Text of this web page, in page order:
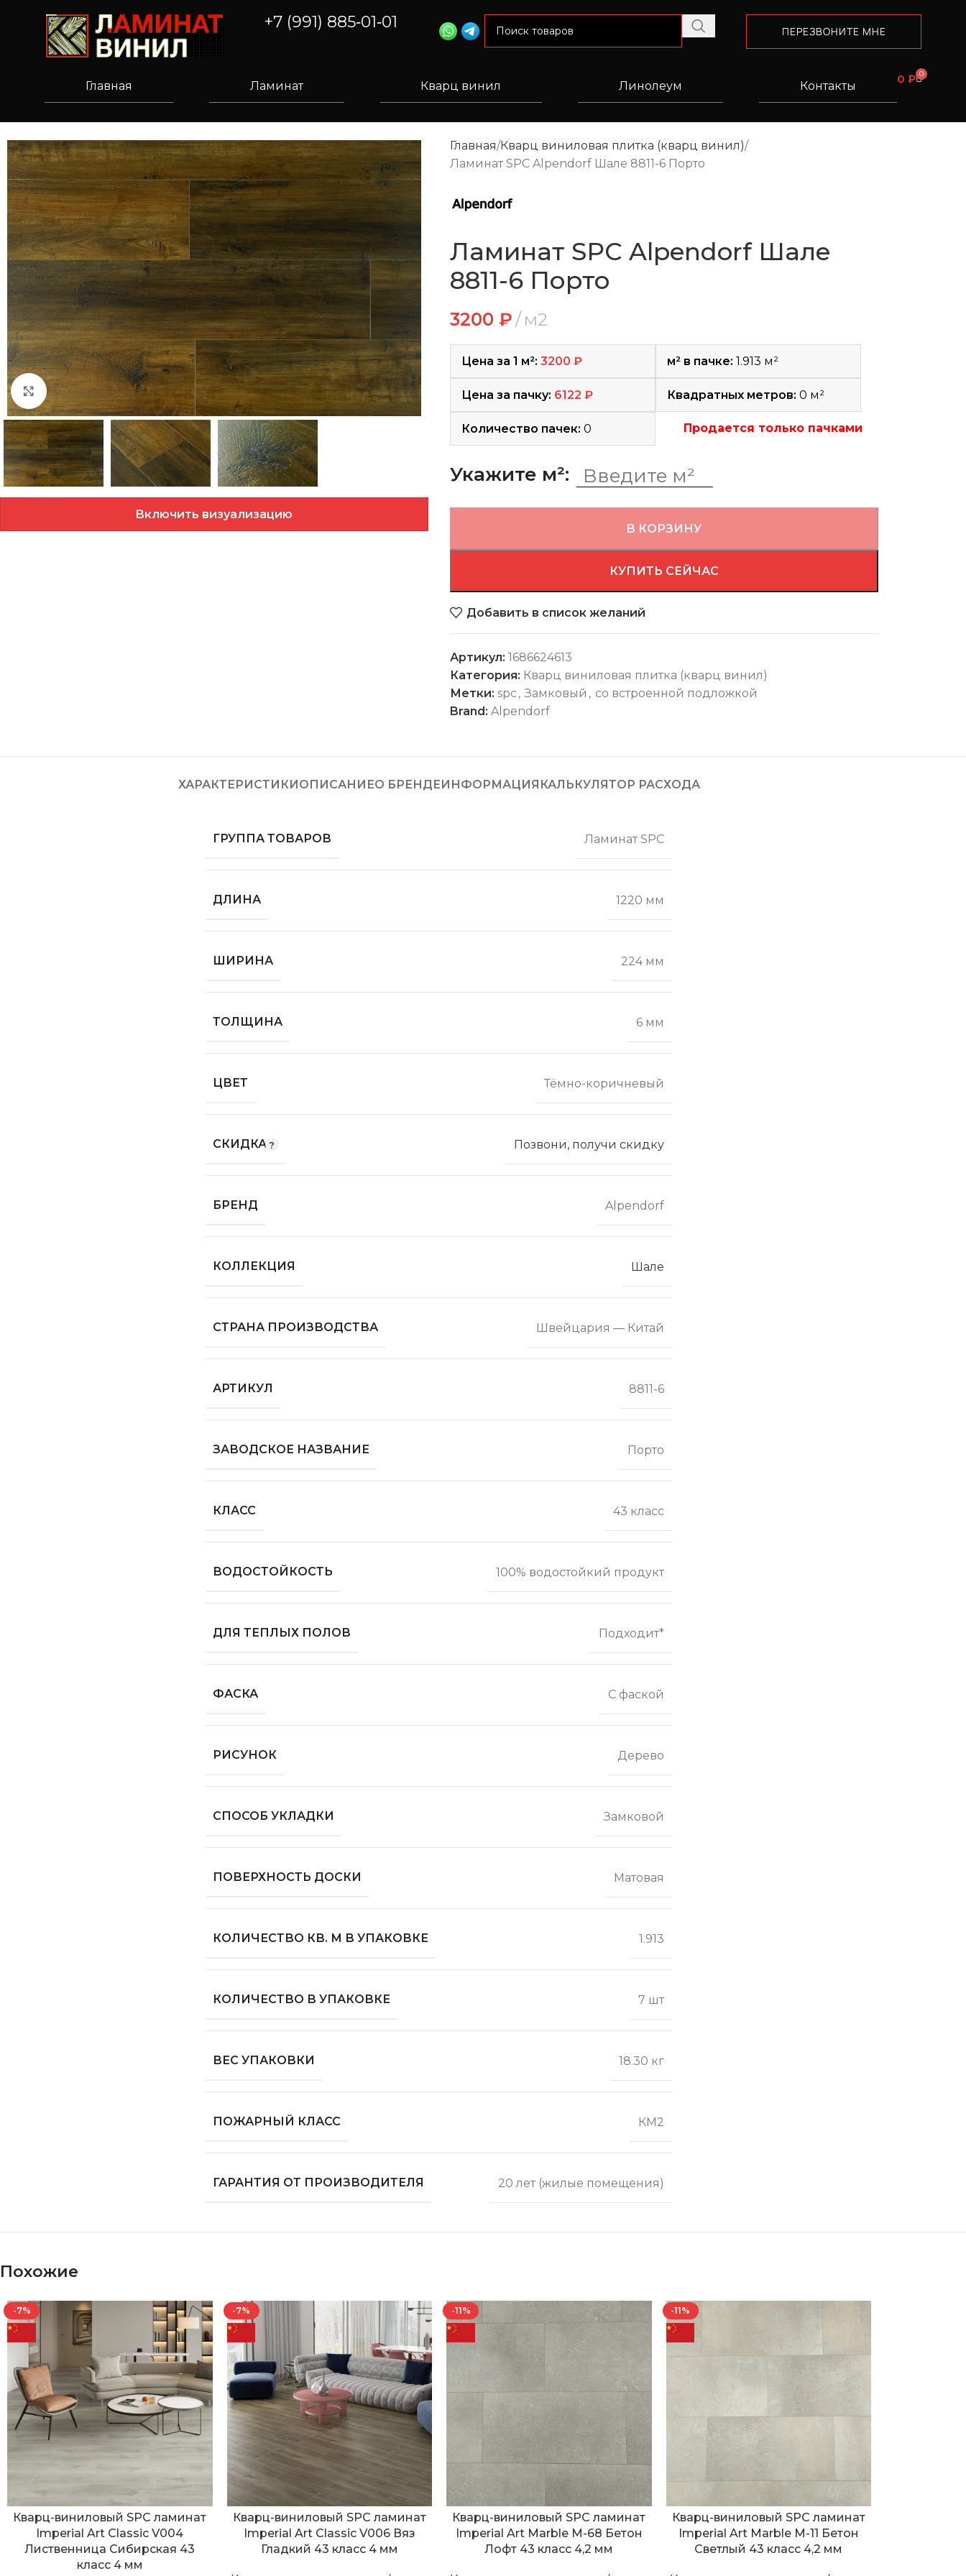
+7 (991) 885‑01‑01 ПЕРЕЗВОНИТЕ МНЕ
Главная Ламинат Кварц винил Линолеум Контакты
0 ₽ 0
ПОЗВОНИ, ПОЛУЧИ СК
ИДКУ
ШВЕЙЦАРИЯ - КИТАЙ
Нажмите, чтобы увеличить
Включить визуализацию
Главная Кварц виниловая плитка (кварц винил)
Ламинат SPC Alpendorf Шале 8811-6 Порто
Ламинат SPC Alpendorf Шале
8811-6 Порто
3200 ₽ м2
Цена за 1 м²: 3200 ₽ м² в пачке: 1.913 м²
Цена за пачку: 6122 ₽ Квадратных метров: 0 м²
Количество пачек: 0 Продается только пачками
Укажите м²:
В КОРЗИНУ
КУПИТЬ СЕЙЧАС
Добавить в список желаний
Артикул: 1686624613
Категория: Кварц виниловая плитка (кварц винил)
Метки: spc, Замковый , со встроенной подложкой
Brand: Alpendorf
ХАРАКТЕРИСТИКИОПИСАНИЕО БРЕНДЕИНФОРМАЦИЯ КАЛЬКУЛЯТОР РАСХОДА
ГРУППА ТОВАРОВ Ламинат SPC
ДЛИНА 1220 мм
ШИРИНА 224 мм
ТОЛЩИНА 6 мм
ЦВЕТ Тёмно-коричневый
СКИДКА Позвони, получи скидку
БРЕНД Alpendorf
КОЛЛЕКЦИЯ Шале
СТРАНА ПРОИЗВОДСТВА Швейцария — Китай
АРТИКУЛ 8811-6
ЗАВОДСКОЕ НАЗВАНИЕ Порто
КЛАСС 43 класс
ВОДОСТОЙКОСТЬ 100% водостойкий продукт
ДЛЯ ТЕПЛЫХ ПОЛОВ Подходит*
ФАСКА С фаской
РИСУНОК Дерево
СПОСОБ УКЛАДКИ Замковой
ПОВЕРХНОСТЬ ДОСКИ Матовая
КОЛИЧЕСТВО КВ. М В УПАКОВКЕ 1.913
КОЛИЧЕСТВО В УПАКОВКЕ 7 шт
ВЕС УПАКОВКИ 18.30 кг
ПОЖАРНЫЙ КЛАСС КМ2
ГАРАНТИЯ ОТ ПРОИЗВОДИТЕЛЯ 20 лет (жилые помещения)
Похожие
-7%
Кварц-виниловый SPC ламинат
Imperial Art Classic V004
Лиственница Сибирская 43
класс 4 мм
-7%
Кварц-виниловый SPC ламинат
Imperial Art Classic V006 Вяз
Гладкий 43 класс 4 мм
-11%
Кварц-виниловый SPC ламинат
Imperial Art Marble M-68 Бетон
Лофт 43 класс 4,2 мм
-11%
Кварц-виниловый SPC ламинат
Imperial Art Marble M-11 Бетон
Светлый 43 класс 4,2 мм